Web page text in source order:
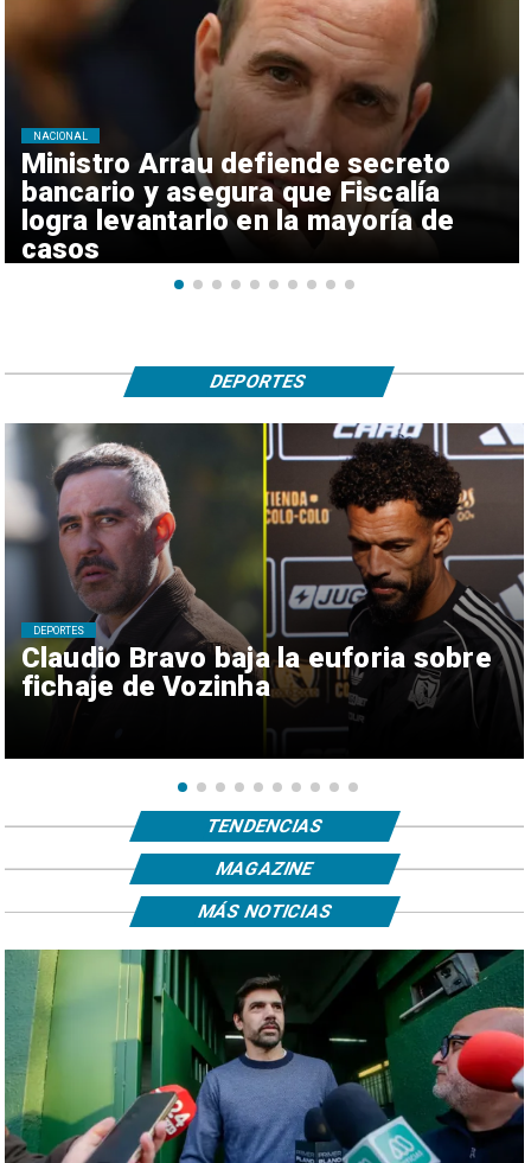
Ministro Arrau defiende secreto
bancario y asegura que Fiscalía
logra levantarlo en la mayoría de
casos
NACIONAL
Claudio Bravo baja la euforia sobre
fichaje de Vozinha
DEPORTES
DEPORTES
TENDENCIAS
MAGAZINE
MÁS NOTICIAS